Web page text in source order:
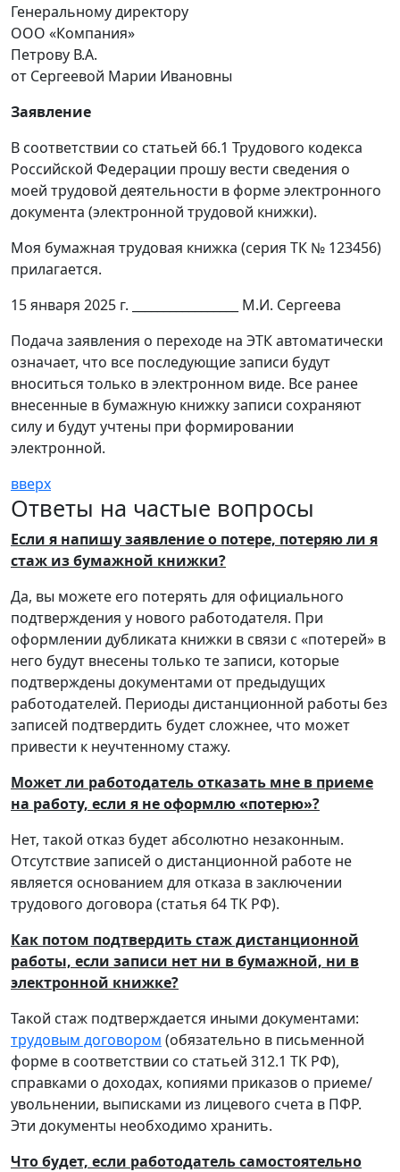
Генеральному директору
ООО «Компания»
Петрову В.А.
от Сергеевой Марии Ивановны
Заявление
В соответствии со статьей 66.1 Трудового кодекса
Российской Федерации прошу вести сведения о
моей трудовой деятельности в форме электронного
документа (электронной трудовой книжки).
Моя бумажная трудовая книжка (серия ТК № 123456)
прилагается.
15 января 2025 г. _________________ М.И. Сергеева
Подача заявления о переходе на ЭТК автоматически
означает, что все последующие записи будут
вноситься только в электронном виде. Все ранее
внесенные в бумажную книжку записи сохраняют
силу и будут учтены при формировании
электронной.
вверх
Ответы на частые вопросы
Если я напишу заявление о потере, потеряю ли я
стаж из бумажной книжки?
Да, вы можете его потерять для официального
подтверждения у нового работодателя. При
оформлении дубликата книжки в связи с «потерей» в
него будут внесены только те записи, которые
подтверждены документами от предыдущих
работодателей. Периоды дистанционной работы без
записей подтвердить будет сложнее, что может
привести к неучтенному стажу.
Может ли работодатель отказать мне в приеме
на работу, если я не оформлю «потерю»?
Нет, такой отказ будет абсолютно незаконным.
Отсутствие записей о дистанционной работе не
является основанием для отказа в заключении
трудового договора (статья 64 ТК РФ).
Как потом подтвердить стаж дистанционной
работы, если записи нет ни в бумажной, ни в
электронной книжке?
Такой стаж подтверждается иными документами:
трудовым договором (обязательно в письменной
форме в соответствии со статьей 312.1 ТК РФ),
справками о доходах, копиями приказов о приеме/
увольнении, выписками из лицевого счета в ПФР.
Эти документы необходимо хранить.
Что будет, если работодатель самостоятельно